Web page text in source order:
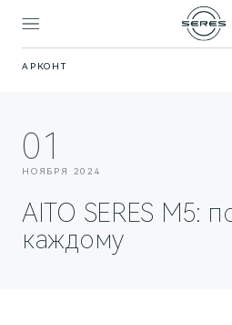
SERES
ВЫБОР И ПОКУПКА
Спецпредложения
Записаться на тест-драйв
СЕРВИС
Официальный сервис
Техническое обслуживание
О БРЕНДЕ
AITO SERES
О дилерском центре
АРКОНТ
01
НОЯБРЯ 2024
AITO SERES M5:
каждому